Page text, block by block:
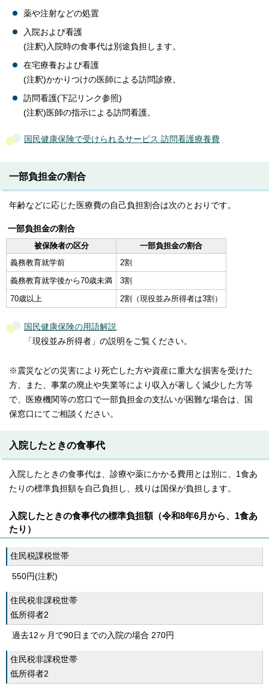
薬や注射などの処置
入院および看護
(注釈)入院時の食事代は別途負担します。
在宅療養および看護
(注釈)かかりつけの医師による訪問診療。
訪問看護(下記リンク参照)
(注釈)医師の指示による訪問看護。
国民健康保険で受けられるサービス 訪問看護療養費
一部負担金の割合
年齢などに応じた医療費の自己負担割合は次のとおりです。
一部負担金の割合
被保険者の区分
一部負担金の割合
義務教育就学前
2割
義務教育就学後から70歳未満
3割
70歳以上
2割（現役並み所得者は3割）
国民健康保険の用語解説
「現役並み所得者」の説明をご覧ください。
※震災などの災害により死亡した方や資産に重大な損害を受けた
方、また、事業の廃止や失業等により収入が著しく減少した方等
で、医療機関等の窓口で一部負担金の支払いが困難な場合は、国
保窓口にてご相談ください。
入院したときの食事代
入院したときの食事代は、診療や薬にかかる費用とは別に、1食あ
たりの標準負担額を自己負担し、残りは国保が負担します。
入院したときの食事代の標準負担額（令和8年6月から、1食あ
たり）
住民税課税世帯
550円(注釈)
住民税非課税世帯
低所得者2
過去12ヶ月で90日までの入院の場合 270円
住民税非課税世帯
低所得者2